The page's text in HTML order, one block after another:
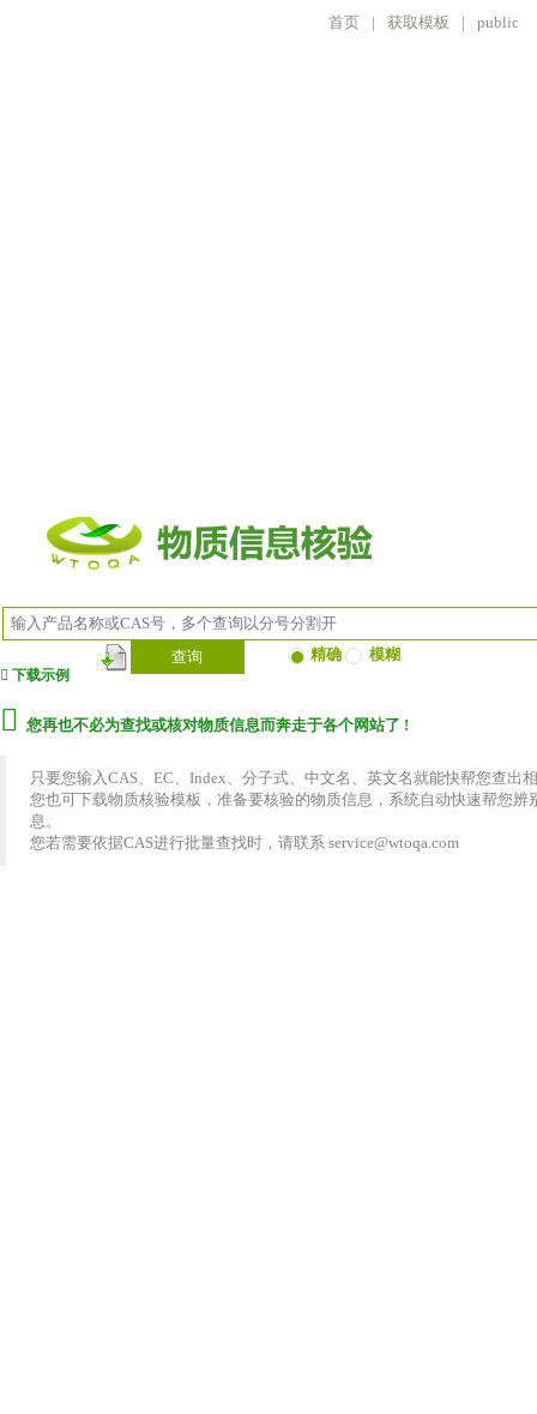
首页 | 获取模板 | public
查询 精确 模糊
下载示例
您再也不必为查找或核对物质信息而奔走于各个网站了 !
只要您输入CAS、EC、Index、分子式、中文名、英文名就能快帮您查出
您也可下载物质核验模板，准备要核验的物质信息，系统自动快速帮您辨
息。
您若需要依据CAS进行批量查找时，请联系 service@wtoqa.com